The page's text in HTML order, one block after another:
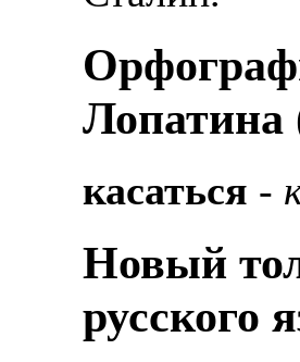
Лопатина
касаться -
Новый
русского